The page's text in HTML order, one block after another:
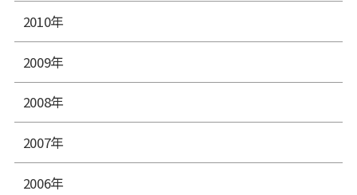
2010年
2009年
2008年
2007年
2006年